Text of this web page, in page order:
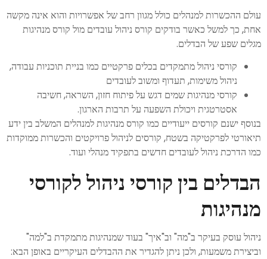
עולם ההכשרות למנהלים כולל מגוון רחב של אפשרויות והוא אינה מקשה
אחת, כך למשל כאשר בודקים קורס ניהול עובדים מול קורס מנהיגות
מגלים שפע של הבדלים.
קורסי ניהול מתמקדים בכלים פרקטיים כמו בניית תוכניות עבודה,
ניהול משימות, תעדוף ומשוב לעובדים
קורסי מנהיגות שמים דגש על פיתוח חזון, השראה, חשיבה
אסטרטגית ויכולת השפעה על תרבות הארגון.
בנוסף ישנם קורסים ייעודיים כמו קורס מנהיגות למנהלים המשלב בין ידע
תיאורטי לפרקטיקה בשטח, קורסים לניהול פרויקטים והכשרות ממוקדות
כמו הדרכת ניהול לעובדים חדשים בתפקיד מנהלי ועוד.
הבדלים בין קורסי ניהול לקורסי
מנהיגות
ניהול עוסק בעיקר ב"מה" וב"איך" בעוד שמנהיגות מתמקדת ב"למה"
וביצירת משמעות, ולכן ניתן להגדיר את ההבדלים העיקריים באופן הבא: